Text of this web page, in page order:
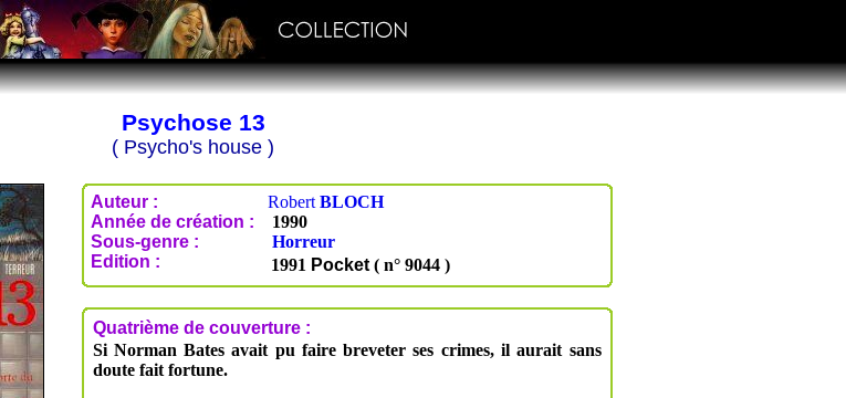
Psychose 13
( Psycho's house )
Auteur : Robert BLOCH
Année de création :
1990
Sous-genre :
Horreur
Edition :
1991 Pocket ( n° 9044 )
Quatrième de couverture :
Si Norman Bates avait pu faire breveter ses crimes, il aurait sans
doute fait fortune.